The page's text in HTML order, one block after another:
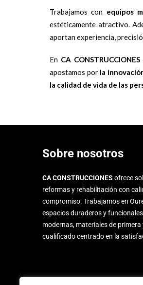
Trabajamos con equipos
estéticamente atractivo.
aportan experiencia,
En CA CONSTRUCCIONES
apostamos por la
la calidad de vida de las
Sobre nosotros
CA CONSTRUCCIONES ofrece
reformas y rehabilitación con
compromiso. Trabajamos en
espacios duraderos y
modernas, materiales de
cualificado centrado en la